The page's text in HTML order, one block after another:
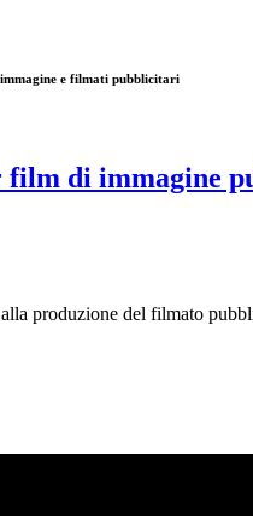
e filmati pubblicitari
film di immagine
produzione del filmato